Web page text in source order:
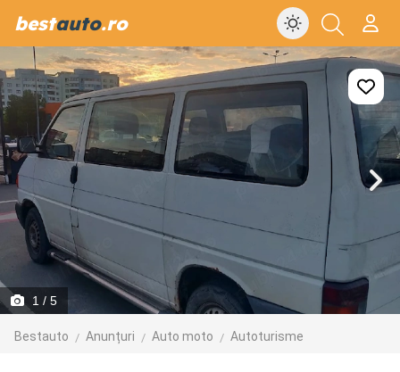
bestauto.ro
1 / 5
Bestauto Anunțuri Auto moto Autoturisme